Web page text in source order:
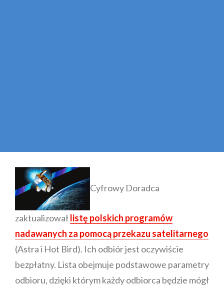
Cyfrowy Doradca
zaktualizowałlistę polskich programów
nadawanych za pomocą przekazu satelitarnego
(Astra i Hot Bird). Ich odbiór jest oczywiście
bezpłatny. Lista obejmuje podstawowe parametry
odbioru, dzięki którym każdy odbiorca będzie mógł